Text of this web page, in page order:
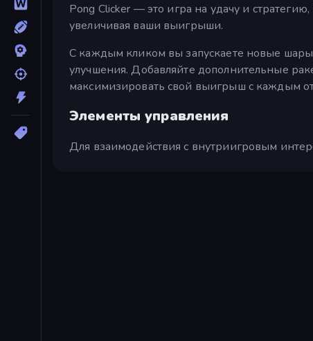
Pong Clicker — это игра на удачу и
увеличивая ваши выигрыши.
С каждым кликом вы запускаете новые
улучшения. Добавляйте дополнительные
максимизировать свой выигрыш с каждым
Элементы управления
Для взаимодействия с внутриигровым